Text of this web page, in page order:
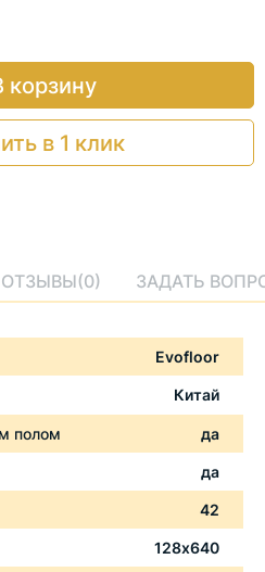
корзину
в 1 клик
ОТЗЫВЫ(0) ЗАДАТЬ
Evofloor
Китай
полом да
да
42
128x640